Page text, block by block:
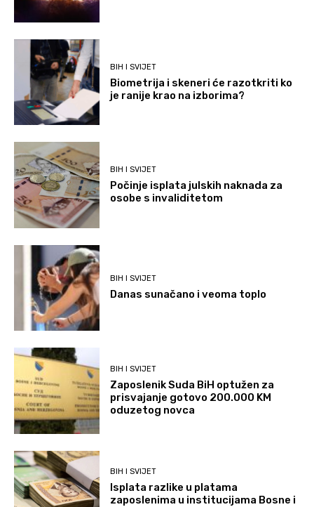
BIH I SVIJET
Biometrija i skeneri će razotkriti ko
je ranije krao na izborima?
BIH I SVIJET
Počinje isplata julskih naknada za
osobe s invaliditetom
BIH I SVIJET
Danas sunačano i veoma toplo
BIH I SVIJET
Zaposlenik Suda BiH optužen za
prisvajanje gotovo 200.000 KM
oduzetog novca
BIH I SVIJET
Isplata razlike u platama
zaposlenima u institucijama Bosne i